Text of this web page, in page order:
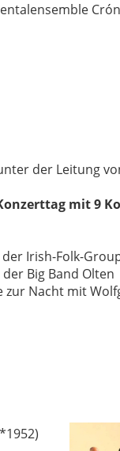
der Leitung
mit 9
Irish-Folk-
Big Band Olten
Nacht mit